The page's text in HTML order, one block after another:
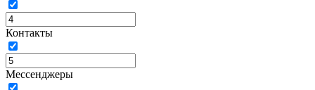
Контакты
Мессенджеры